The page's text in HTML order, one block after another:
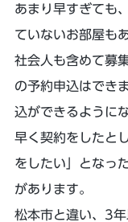
あまり早すぎても
ていないお部屋も
社会人も含めて募
の予約申込はでき
込ができるように
早く契約をしたと
をしたい」となっ
があります。
松本市と違い、3